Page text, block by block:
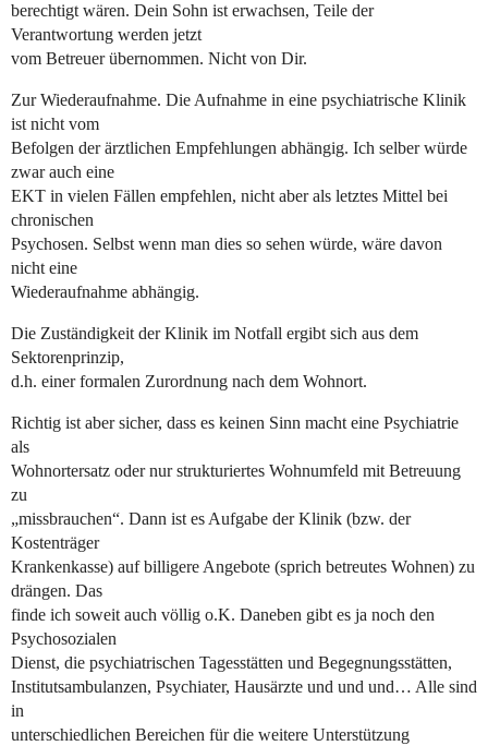
berechtigt wären. Dein Sohn ist erwachsen, Teile der
Verantwortung werden jetzt
vom Betreuer übernommen. Nicht von Dir.
Zur Wiederaufnahme. Die Aufnahme in eine psychiatrische Klinik
ist nicht vom
Befolgen der ärztlichen Empfehlungen abhängig. Ich selber würde
zwar auch eine
EKT in vielen Fällen empfehlen, nicht aber als letztes Mittel bei
chronischen
Psychosen. Selbst wenn man dies so sehen würde, wäre davon
nicht eine
Wiederaufnahme abhängig.
Die Zuständigkeit der Klinik im Notfall ergibt sich aus dem
Sektorenprinzip,
d.h. einer formalen Zurordnung nach dem Wohnort.
Richtig ist aber sicher, dass es keinen Sinn macht eine Psychiatrie
als
Wohnortersatz oder nur strukturiertes Wohnumfeld mit Betreuung
zu
„missbrauchen“. Dann ist es Aufgabe der Klinik (bzw. der
Kostenträger
Krankenkasse) auf billigere Angebote (sprich betreutes Wohnen) zu
drängen. Das
finde ich soweit auch völlig o.K. Daneben gibt es ja noch den
Psychosozialen
Dienst, die psychiatrischen Tagesstätten und Begegnungsstätten,
Institutsambulanzen, Psychiater, Hausärzte und und und… Alle sind
in
unterschiedlichen Bereichen für die weitere Unterstützung